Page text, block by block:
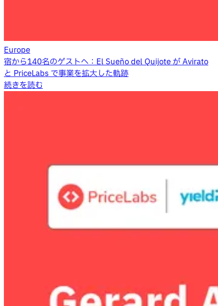
Europe
宿から140名のゲストへ：El Sueño del Quijote が Avirato
と PriceLabs で事業を拡大した軌跡
続きを読む